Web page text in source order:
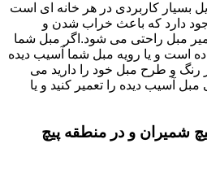
بسیار کاربردی در هر خانه ای است
دارد که باعث خراب شدن و
مبل راحتی می شود.اگر مبل شما
است و یا رویه مبل شما آسیب دیده
رنگ و طرح مبل خود را دارید می
مبل آسیب دیده را تعمیر کنید و یا
شمیران و در منطقه پیچ